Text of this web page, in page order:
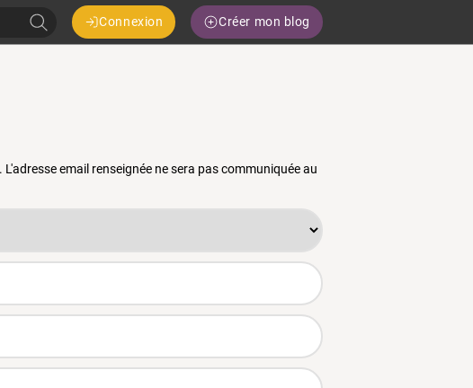
Connexion Créer mon blog
email renseignée ne sera pas communiquée au